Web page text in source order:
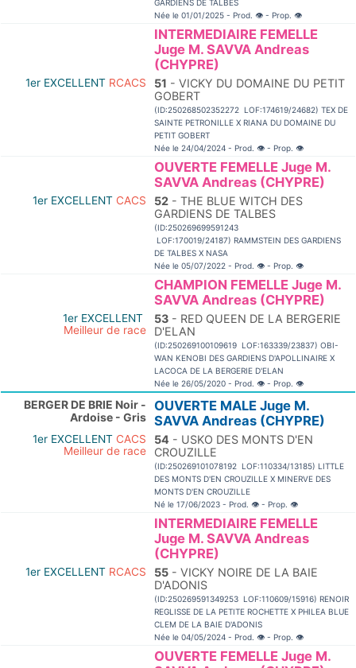
GARDIENS DE TALBES
Née le 01/01/2025 - Prod. 👁 - Prop. 👁
INTERMEDIAIRE FEMELLE
Juge M. SAVVA Andreas
(CHYPRE)
1er EXCELLENT RCACS 51 - VICKY DU DOMAINE DU PETIT
GOBERT
(ID:250268502352272 LOF:174619/24682) TEX DE
SAINTE PETRONILLE X RIANA DU DOMAINE DU
PETIT GOBERT
Née le 24/04/2024 - Prod. 👁 - Prop. 👁
OUVERTE FEMELLE Juge M.
SAVVA Andreas (CHYPRE)
1er EXCELLENT CACS 52 - THE BLUE WITCH DES
GARDIENS DE TALBES
(ID:250269699591243
LOF:170019/24187) RAMMSTEIN DES GARDIENS
DE TALBES X NASA
Née le 05/07/2022 - Prod. 👁 - Prop. 👁
CHAMPION FEMELLE Juge M.
SAVVA Andreas (CHYPRE)
1er EXCELLENT
Meilleur de race
53 - RED QUEEN DE LA BERGERIE
D'ELAN
(ID:250269100109619 LOF:163339/23837) OBI-
WAN KENOBI DES GARDIENS D'APOLLINAIRE X
LACOCA DE LA BERGERIE D'ELAN
Née le 26/05/2020 - Prod. 👁 - Prop. 👁
BERGER DE BRIE Noir -
Ardoise - Gris
OUVERTE MALE Juge M.
SAVVA Andreas (CHYPRE)
1er EXCELLENT CACS
Meilleur de race
54 - USKO DES MONTS D'EN
CROUZILLE
(ID:250269101078192 LOF:110334/13185) LITTLE
DES MONTS D'EN CROUZILLE X MINERVE DES
MONTS D'EN CROUZILLE
Né le 17/06/2023 - Prod. 👁 - Prop. 👁
INTERMEDIAIRE FEMELLE
Juge M. SAVVA Andreas
(CHYPRE)
1er EXCELLENT RCACS 55 - VICKY NOIRE DE LA BAIE
D'ADONIS
(ID:250269591349253 LOF:110609/15916) RENOIR
REGLISSE DE LA PETITE ROCHETTE X PHILEA BLUE
CLEM DE LA BAIE D'ADONIS
Née le 04/05/2024 - Prod. 👁 - Prop. 👁
OUVERTE FEMELLE Juge M.